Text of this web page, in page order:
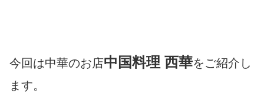
今回は中華のお店中国料理 西華をご紹介し
ます。